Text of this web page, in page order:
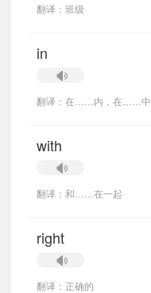
翻译：班级
in
翻译：在……内，在……中
with
翻译：和……在一起
right
翻译：正确的